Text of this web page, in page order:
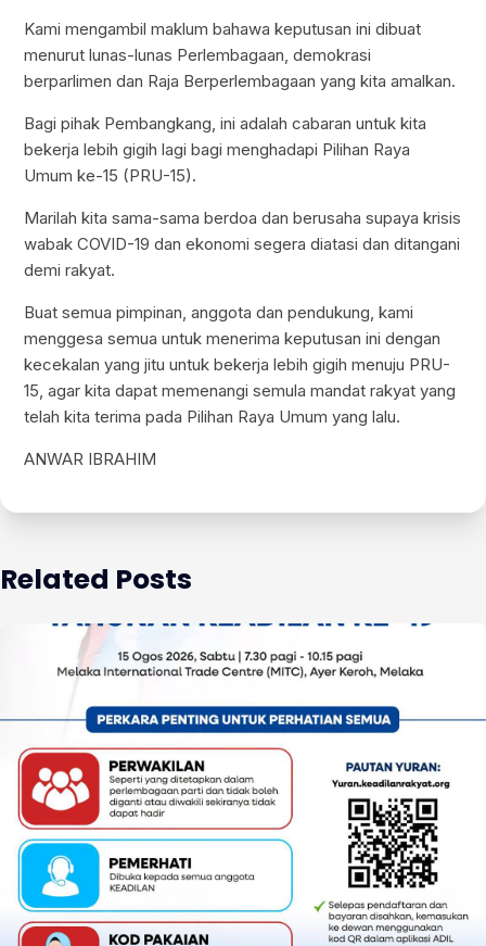
Kami mengambil maklum bahawa keputusan ini dibuat
menurut lunas-lunas Perlembagaan, demokrasi
berparlimen dan Raja Berperlembagaan yang kita amalkan.
Bagi pihak Pembangkang, ini adalah cabaran untuk kita
bekerja lebih gigih lagi bagi menghadapi Pilihan Raya
Umum ke-15 (PRU-15).
Marilah kita sama-sama berdoa dan berusaha supaya krisis
wabak COVID-19 dan ekonomi segera diatasi dan ditangani
demi rakyat.
Buat semua pimpinan, anggota dan pendukung, kami
menggesa semua untuk menerima keputusan ini dengan
kecekalan yang jitu untuk bekerja lebih gigih menuju PRU-
15, agar kita dapat memenangi semula mandat rakyat yang
telah kita terima pada Pilihan Raya Umum yang lalu.
ANWAR IBRAHIM
Related Posts